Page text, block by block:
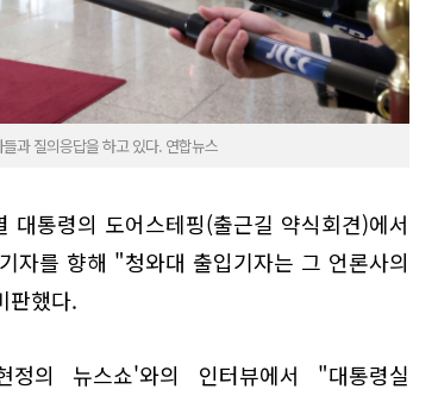
과 질의응답을 하고 있다. 연합뉴스
통령의 도어스테핑(출근길 약식회견)에서
자를 향해 "청와대 출입기자는 그 언론사의
판했다.
의 뉴스쇼'와의 인터뷰에서 "대통령실